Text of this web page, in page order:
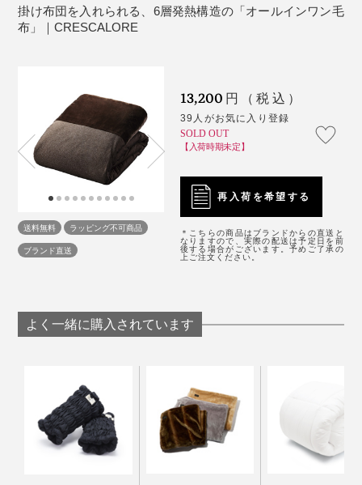
く、むしろ身体に沿うことで冷気をシャットアウト。軽
量化にも一役買っています。
複数の素材を組み合わせることで、それぞれの役割を助
長し合い、快適な睡眠環境をつくり出しています。
ちまたの毛布素材の布団カバーとはまったくの別モノ。
掛け布団を入れられる、6層発熱構造の「オールインワン毛
布」｜CRESCALORE
送料無料
ラッピング不可商品
ブランド直送
13,200 円（税込）
39人がお気に入り登録
SOLD OUT
【入荷時期未定】
再入荷を希望する
＊こちらの商品はブランドからの直送と
なりますので、実際の配送は予定日を前
後する場合がございます。予めご了承の
上ご注文ください。
よく一緒に購入されています